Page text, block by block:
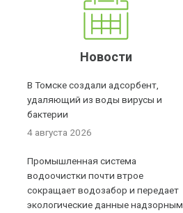
Новости
В Томске создали адсорбент,
удаляющий из воды вирусы и
бактерии
4 августа 2026
Промышленная система
водоочистки почти втрое
сокращает водозабор и передает
экологические данные надзорным